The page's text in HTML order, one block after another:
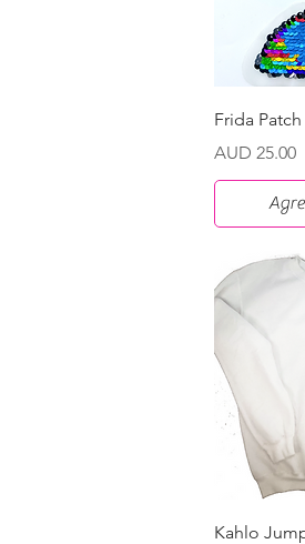
Frida Patch
Precio
AUD 25.00
Kahlo